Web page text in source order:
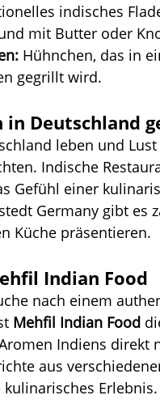
indisches
mit Butter oder
Hühnchen, das in
gegrillt wird.
in Deutschland
leben und
Indische
Gefühl einer
Germany gibt es
Küche präsentieren.
Indian Food
nach einem
Mehfil Indian Food
Indiens
aus
Erlebnis.